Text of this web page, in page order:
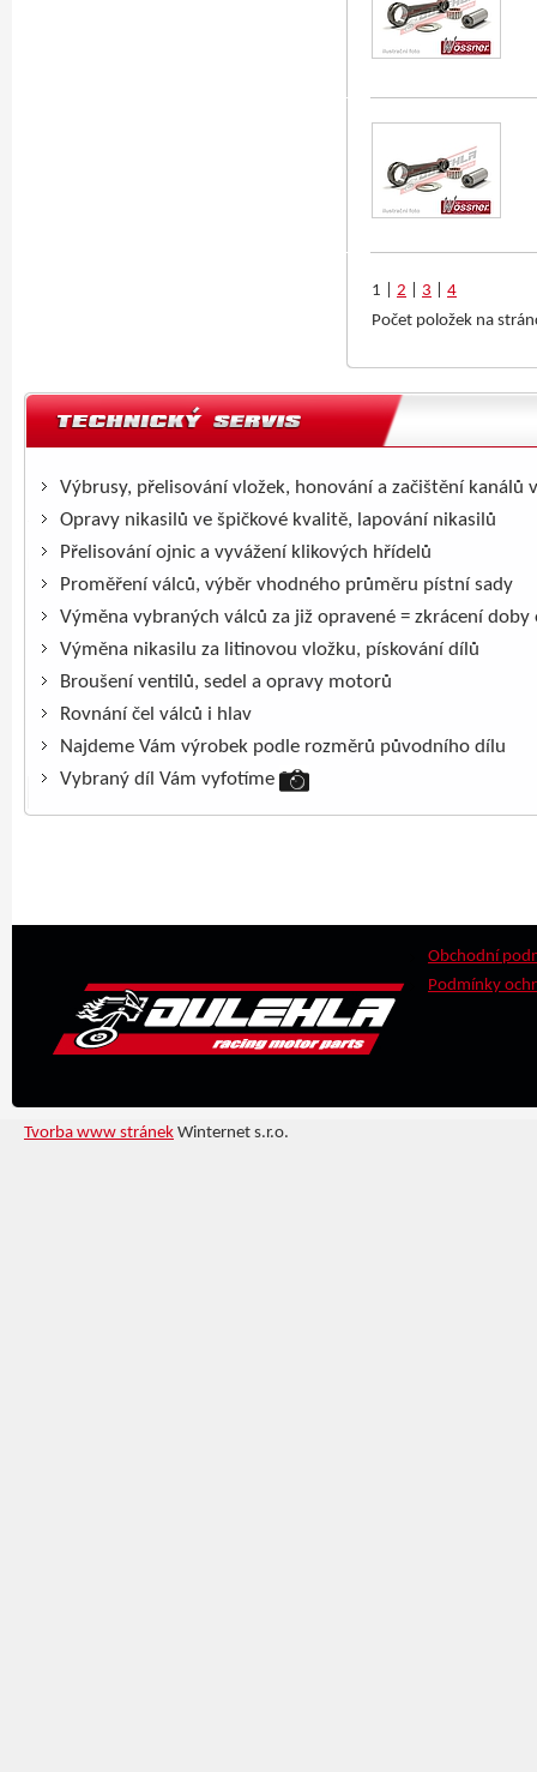
1 2 3
4
Počet položek na
Výbrusy, přelisování vložek, honování a začištění kanálů
Opravy nikasilů ve špičkové kvalitě, lapování nikasilů
Přelisování ojnic a vyvážení klikových hřídelů
Proměření válců, výběr vhodného průměru pístní sady
Výměna vybraných válců za již opravené = zkrácení doby
Výměna nikasilu za litinovou vložku, pískování dílů
Broušení ventilů, sedel a opravy motorů
Rovnání čel válců i hlav
Najdeme Vám výrobek podle rozměrů původního dílu
Vybraný díl Vám vyfotíme
Obchodní
Podmínky
Tvorba www stránek Winternet s.r.o.